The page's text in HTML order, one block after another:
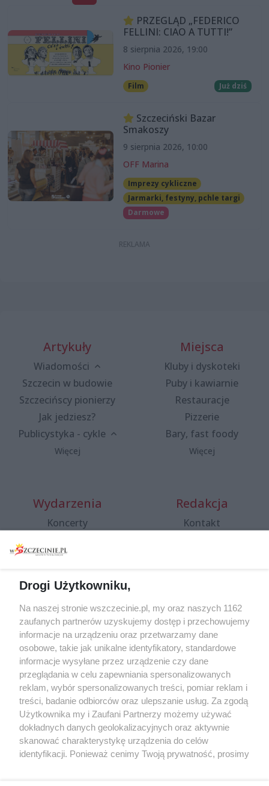
PRZEGLĄD „FEDERICO
FELLINI: CIAO A TUTTI!”
8 sierpnia 2026, 19:00
Kino Pionier
Film Już dziś
Szczeciński Bazar
Smakoszy
9 sierpnia 2026, 10:00
OFF Marina
Imprezy cykliczne
Jarmarki, festyny, pchle targi
Darmowe
Artykuły
Wiadomości
Szczecin w budowie
Szczecińscy pionierzy
Jak jedziesz?
Publicystyka - cykle
Więcej
Miejsca
Kluby i dyskoteki
Puby i kawiarnie
Restauracje
Pizzerie
Bary, fast foody
Więcej
Wydarzenia
Koncerty
Spacery i oprowadzania
targi
Wernisaże
Więcej
Redakcja
Kontakt
Specjalny koncert z okazji
20. urodzin portalu
wSzczecinie.pl
Regulamin konkursów
śniadaniówka "Hej
Szczecin! Jest piątek!"
Partnerzy
Praca Szczecin
Drogi Użytkowniku,
Na naszej stronie wszczecinie.pl, my oraz naszych 1162
zaufanych partnerów uzyskujemy dostęp i przechowujemy
informacje na urządzeniu oraz przetwarzamy dane
osobowe, takie jak unikalne identyfikatory, standardowe
informacje wysyłane przez urządzenie czy dane
przeglądania w celu zapewniania spersonalizowanych
reklam, wybór spersonalizowanych treści, pomiar reklam i
treści, badanie odbiorców oraz ulepszanie usług. Za zgodą
Użytkownika my i Zaufani Partnerzy możemy używać
dokładnych danych geolokalizacyjnych oraz aktywnie
skanować charakterystykę urządzenia do celów
identyfikacji. Ponieważ cenimy Twoją prywatność, prosimy